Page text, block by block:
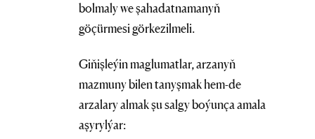
bolmaly we şahadatnamanyň
göçürmesi görkezilmeli.
Giňişleýin maglumatlar, arzanyň
mazmuny bilen tanyşmak hem-de
arzalary almak şu salgy boýunça amala
aşyrylýar: